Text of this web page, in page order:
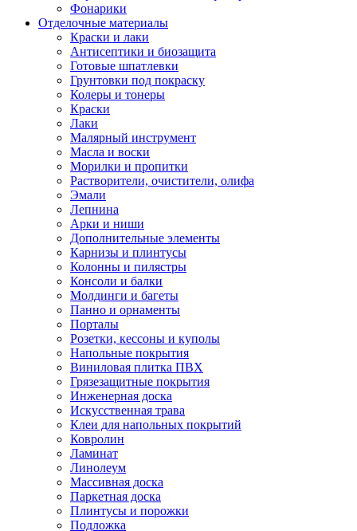
Фонарики
Отделочные материалы
Краски и лаки
Антисептики и биозащита
Готовые шпатлевки
Грунтовки под покраску
Колеры и тонеры
Краски
Лаки
Малярный инструмент
Масла и воски
Морилки и пропитки
Растворители, очистители, олифа
Эмали
Лепнина
Арки и ниши
Дополнительные элементы
Карнизы и плинтусы
Колонны и пилястры
Консоли и балки
Молдинги и багеты
Панно и орнаменты
Порталы
Розетки, кессоны и куполы
Напольные покрытия
Виниловая плитка ПВХ
Грязезащитные покрытия
Инженерная доска
Искусственная трава
Клеи для напольных покрытий
Ковролин
Ламинат
Линолеум
Массивная доска
Паркетная доска
Плинтусы и порожки
Подложка